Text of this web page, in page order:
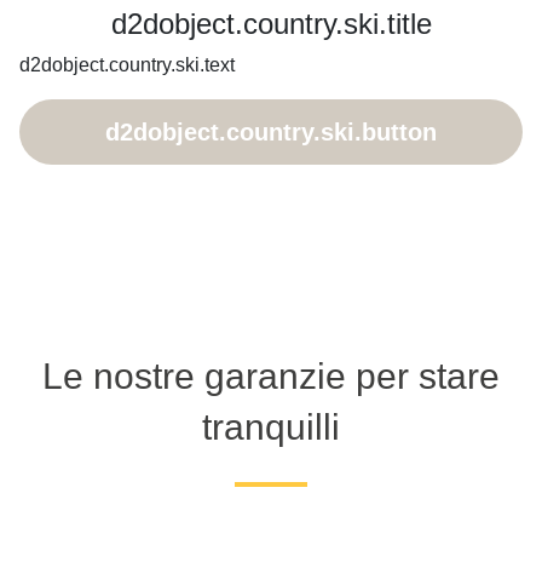
d2dobject.country.ski.title
d2dobject.country.ski.text
d2dobject.country.ski.button
Le nostre garanzie per stare
tranquilli